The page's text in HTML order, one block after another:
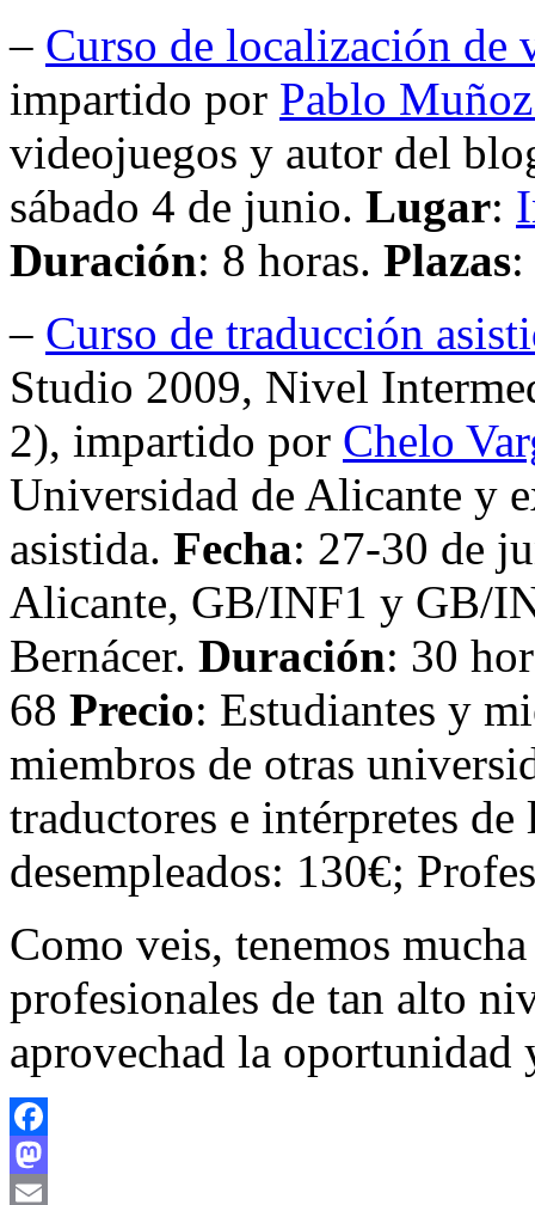
– Curso de localización de
impartido por Pablo
videojuegos y autor del
sábado 4 de junio. Lugar:
Duración: 8 horas. Plazas
– Curso de traducción
Studio 2009, Nivel
2), impartido por Chelo
Universidad de Alicante y
asistida. Fecha: 27-30 de
Alicante, GB/INF1 y GB/
Bernácer. Duración: 30
68 Precio: Estudiantes y
miembros de otras
traductores e intérpretes
desempleados: 130€;
Como veis, tenemos
profesionales de tan alto
aprovechad la oportunidad
Facebook
Mastodon